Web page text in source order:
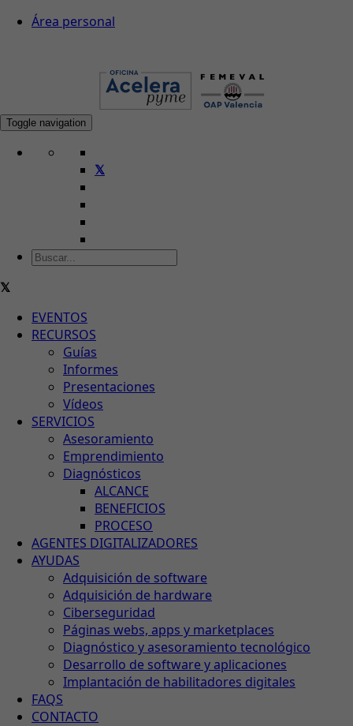
Área personal
Toggle navigation
EVENTOS
RECURSOS
Guías
Informes
Presentaciones
Vídeos
SERVICIOS
Asesoramiento
Emprendimiento
Diagnósticos
ALCANCE
BENEFICIOS
PROCESO
AGENTES DIGITALIZADORES
AYUDAS
Adquisición de software
Adquisición de hardware
Ciberseguridad
Páginas webs, apps y marketplaces
Diagnóstico y asesoramiento tecnológico
Desarrollo de software y aplicaciones
Implantación de habilitadores digitales
FAQS
CONTACTO